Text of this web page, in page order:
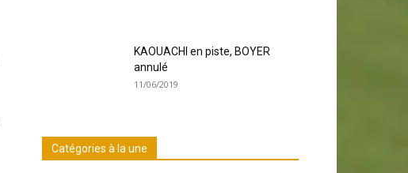
KAOUACHI en piste, BOYER
annulé
11/06/2019
Catégories à la une